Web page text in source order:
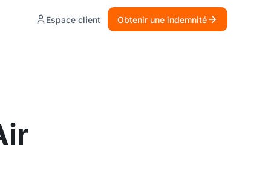
Espace client Obtenir une indemnité